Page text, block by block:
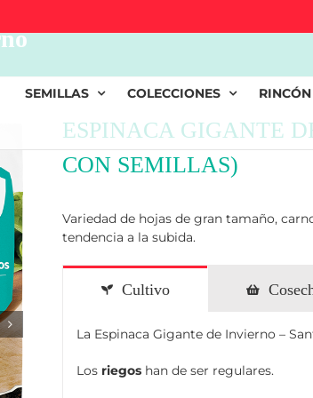
SEMILLAS COLECCIONES
ESPINACA GIGANTE
CON SEMILLAS)
Variedad de hojas de gran tamaño,
tendencia a la subida.
Cultivo
La Espinaca Gigante de Invierno –
Los riegos han de ser regulares.